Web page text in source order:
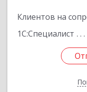
Клиентов на
1С:Специалист